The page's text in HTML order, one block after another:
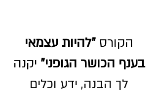
הקורס "להיות עצמאי
בענף הכושר הגופני" יקנה
לך הבנה, ידע וכלים